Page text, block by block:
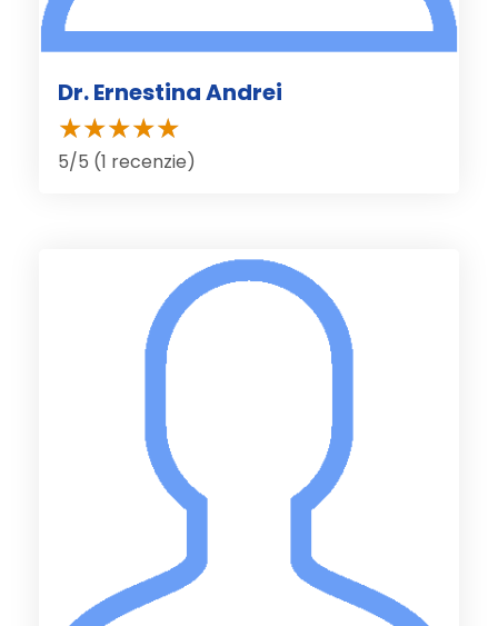
Dr. Ernestina Andrei
5/5 (1 recenzie)